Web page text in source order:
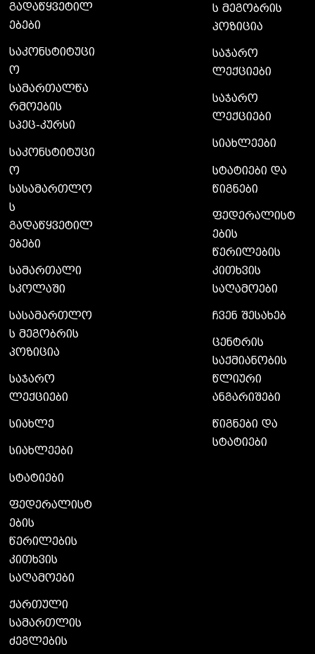
გადაწყვეტილ
ებები
საკონსტიტუცი
ო
სამართალწა
რმოების
სპეც-კურსი
საკონსტიტუცი
ო
სასამართლო
ს
გადაწყვეტილ
ებები
სამართალი
სკოლაში
სასამართლო
ს მეგობრის
პოზიცია
საჯარო
ლექციები
სიახლე
სიახლეები
სტატიები
ფედერალისტ
ების
წერილების
კითხვის
საღამოები
ქართული
სამართლის
ძეგლების
ს მეგობრის
პოზიცია
საჯარო
ლექციები
საჯარო
ლექციები
სიახლეები
სტატიები და
წიგნები
ფედერალისტ
ების
წერილების
კითხვის
საღამოები
ჩვენ შესახებ
ცენტრის
საქმიანობის
წლიური
ანგარიშები
წიგნები და
სტატიები